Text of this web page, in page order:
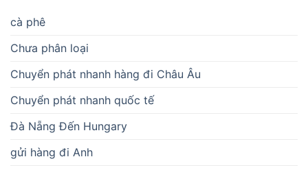
cà phê
Chưa phân loại
Chuyển phát nhanh hàng đi Châu Âu
Chuyển phát nhanh quốc tế
Đà Nẵng Đến Hungary
gửi hàng đi Anh